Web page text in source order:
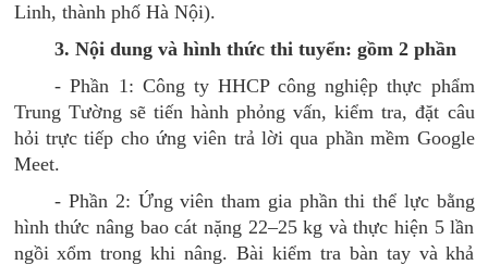
Linh, thành phố Hà Nội).
3. Nội dung và hình thức thi tuyển: gồm 2 phần
- Phần 1: Công ty HHCP công nghiệp thực phẩm
Trung Tường sẽ tiến hành phỏng vấn, kiểm tra, đặt câu
hỏi trực tiếp cho ứng viên trả lời qua phần mềm Google
Meet.
- Phần 2: Ứng viên tham gia phần thi thể lực bằng
hình thức nâng bao cát nặng 22–25 kg và thực hiện 5 lần
ngồi xổm trong khi nâng. Bài kiểm tra bàn tay và khả